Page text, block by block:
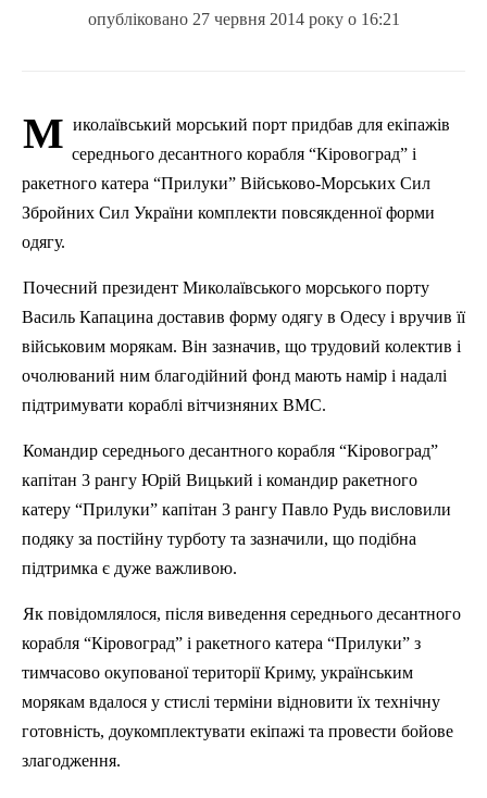
опубліковано 27 червня 2014 року о 16:21
М иколаївський морський порт придбав для екіпажів
середнього десантного корабля “Кіровоград” і
ракетного катера “Прилуки” Військово-Морських Сил
Збройних Сил України комплекти повсякденної форми
одягу.
Почесний президент Миколаївського морського порту
Василь Капацина доставив форму одягу в Одесу і вручив її
військовим морякам. Він зазначив, що трудовий колектив і
очолюваний ним благодійний фонд мають намір і надалі
підтримувати кораблі вітчизняних ВМС.
Командир середнього десантного корабля “Кіровоград”
капітан 3 рангу Юрій Вицький і командир ракетного
катеру “Прилуки” капітан 3 рангу Павло Рудь висловили
подяку за постійну турботу та зазначили, що подібна
підтримка є дуже важливою.
Як повідомлялося, після виведення середнього десантного
корабля “Кіровоград” і ракетного катера “Прилуки” з
тимчасово окупованої території Криму, українським
морякам вдалося у стислі терміни відновити їх технічну
готовність, доукомплектувати екіпажі та провести бойове
злагодження.